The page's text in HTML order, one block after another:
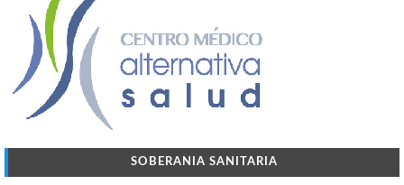
SOBERANIA SANITARIA